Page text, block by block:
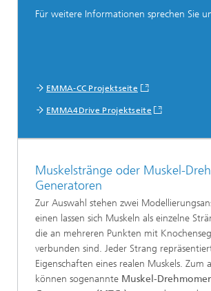
Für weitere Informationen sprechen Sie
EMMA-CC Projektseite
EMMA4Drive Projektseite
Muskelstränge oder Muskel-
Generatoren
Zur Auswahl stehen zwei
einen lassen sich Muskeln als einzelne
die an mehreren Punkten mit
verbunden sind. Jeder Strang
Eigenschaften eines realen Muskels. Zum
können sogenannte Muskel-